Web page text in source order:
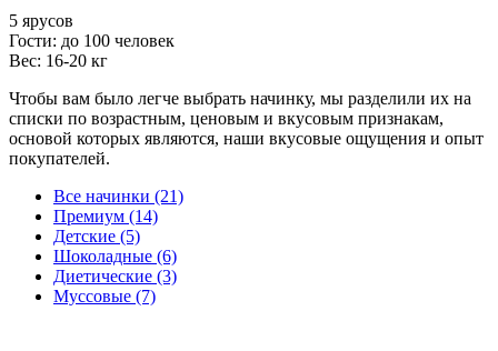
5 ярусов
Гости: до 100 человек
Вес: 16-20 кг
Чтобы вам было легче выбрать начинку, мы разделили их на
списки по возрастным, ценовым и вкусовым признакам,
основой которых являются, наши вкусовые ощущения и опыт
покупателей.
Все начинки (21)
Премиум (14)
Детские (5)
Шоколадные (6)
Диетические (3)
Муссовые (7)